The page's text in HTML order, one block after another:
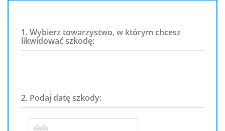
1. Wybierz towarzystwo, w którym chcesz
likwidować szkodę:
2. Podaj datę szkody: